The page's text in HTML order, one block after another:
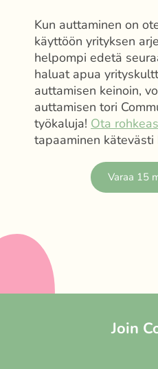
Kun auttaminen on
käyttöön yrityksen
helpompi edetä
haluat apua
auttamisen keinoin,
auttamisen tori
työkaluja! Ota
tapaaminen kätevästi
Varaa 15
Join